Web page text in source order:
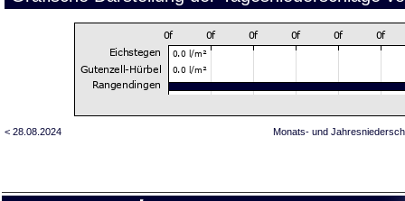
< 28.08.2024 Monats- und